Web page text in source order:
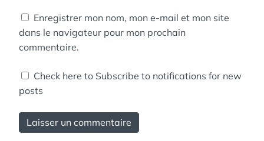
Enregistrer mon nom, mon e-mail et mon site
dans le navigateur pour mon prochain
commentaire.
Check here to Subscribe to notifications for new
posts